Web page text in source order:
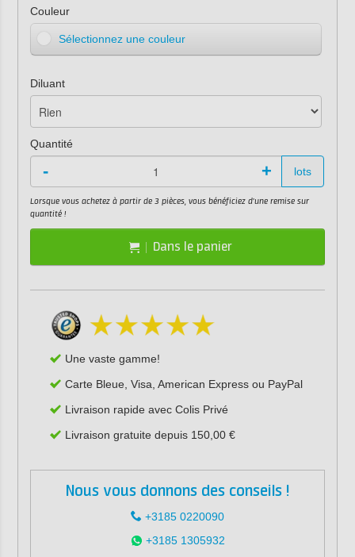
Couleur
Sélectionnez une couleur
Diluant
Quantité
- + lots
Lorsque vous achetez à partir de 3 pièces, vous bénéficiez d'une remise sur
quantité !
Dans le panier
Une vaste gamme!
Carte Bleue, Visa, American Express ou PayPal
Livraison rapide avec Colis Privé
Livraison gratuite depuis 150,00 €
Nous vous donnons des conseils !
+3185 0220090
+3185 1305932